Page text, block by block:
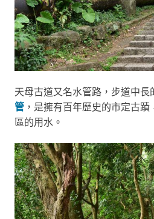
天母古道又名水管路，步道中長
管 ，是擁有百年歷史的市定古
區的用水。